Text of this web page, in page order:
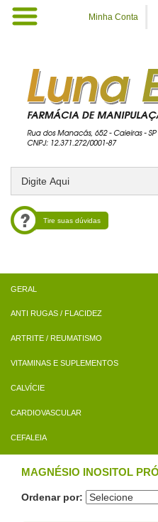
Minha Conta
Tire suas dúvidas
ANTI RUGAS / FLACIDEZ
ARTRITE / REUMATISMO
VITAMINAS E SUPLEMENTOS
CALVÍCIE
CARDIOVASCULAR
CEFALEIA
MAGNÉSIO INOSITOL
Ordenar por: